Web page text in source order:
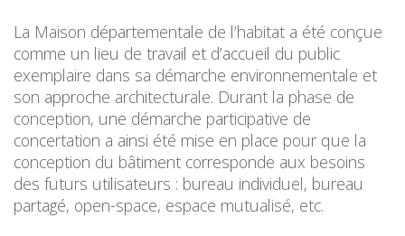
La Maison départementale de l’habitat a été conçue
comme un lieu de travail et d’accueil du public
exemplaire dans sa démarche environnementale et
son approche architecturale. Durant la phase de
conception, une démarche participative de
concertation a ainsi été mise en place pour que la
conception du bâtiment corresponde aux besoins
des futurs utilisateurs : bureau individuel, bureau
partagé, open-space, espace mutualisé, etc.